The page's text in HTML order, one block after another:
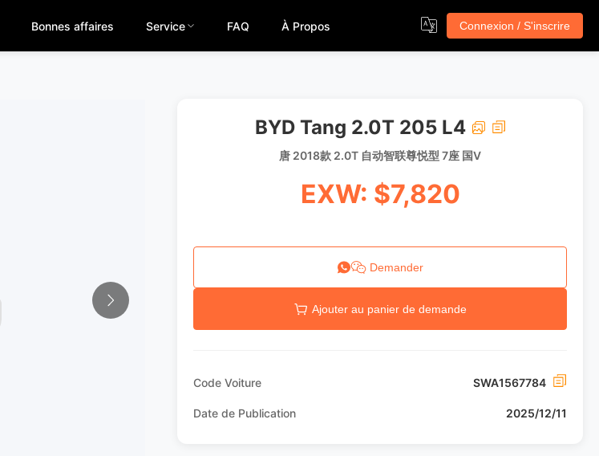
Bonnes affaires Service FAQ À Propos Connexion / S'inscrire
BYD Tang 2.0T 205 L4
唐 2018款 2.0T 自动智联尊悦型 7座 国V
EXW: $7,820
Demander
Ajouter au panier de demande
Code Voiture SWA1567784
Date de Publication 2025/12/11